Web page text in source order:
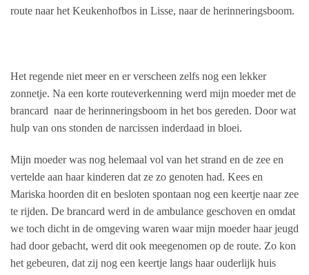
route naar het Keukenhofbos in Lisse, naar de herinneringsboom.
Het regende niet meer en er verscheen zelfs nog een lekker
zonnetje. Na een korte routeverkenning werd mijn moeder met de
brancard naar de herinneringsboom in het bos gereden. Door wat
hulp van ons stonden de narcissen inderdaad in bloei.
Mijn moeder was nog helemaal vol van het strand en de zee en
vertelde aan haar kinderen dat ze zo genoten had. Kees en
Mariska hoorden dit en besloten spontaan nog een keertje naar zee
te rijden. De brancard werd in de ambulance geschoven en omdat
we toch dicht in de omgeving waren waar mijn moeder haar jeugd
had door gebacht, werd dit ook meegenomen op de route. Zo kon
het gebeuren, dat zij nog een keertje langs haar ouderlijk huis